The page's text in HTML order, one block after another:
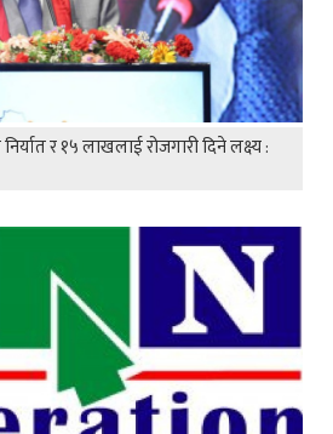
र १५ लाखलाई रोजगारी दिने लक्ष्य :